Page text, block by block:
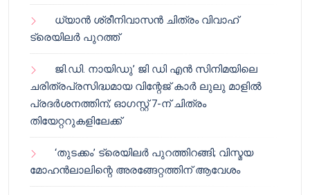
ധ്യാൻ ശ്രീനിവാസൻ ചിത്രം വിവാഹ്
ട്രെയിലർ പുറത്ത്
ജി.ഡി. നായിഡു’ ജി ഡി എൻ സിനിമയിലെ
ചരിത്രപ്രസിദ്ധമായ വിന്റേജ് കാർ ലുലു മാളിൽ
പ്രദർശനത്തിന്; ഓഗസ്റ്റ് 7-ന് ചിത്രം
തിയേറ്ററുകളിലേക്ക്
‘തുടക്കം’ ട്രെയിലർ പുറത്തിറങ്ങി; വിസ്മയ
മോഹൻലാലിന്റെ അരങ്ങേറ്റത്തിന് ആവേശം